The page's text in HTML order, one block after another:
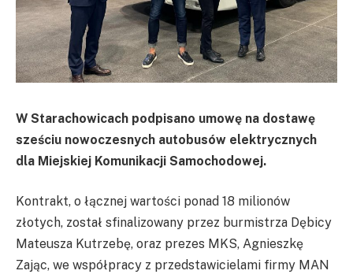
W Starachowicach podpisano umowę na dostawę
sześciu nowoczesnych autobusów elektrycznych
dla Miejskiej Komunikacji Samochodowej.
Kontrakt, o łącznej wartości ponad 18 milionów
złotych, został sfinalizowany przez burmistrza Dębicy
Mateusza Kutrzebę, oraz prezes MKS, Agnieszkę
Zając, we współpracy z przedstawicielami firmy MAN